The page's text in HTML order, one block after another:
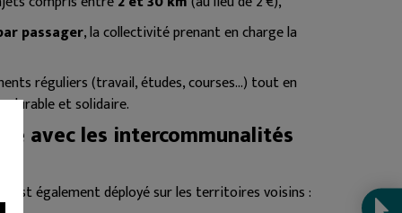
passager, la collectivité prenant en charge la
réguliers (travail, études, courses…) tout en
durable et solidaire.
avec les intercommunalités
» est également déployé sur les territoires voisins :